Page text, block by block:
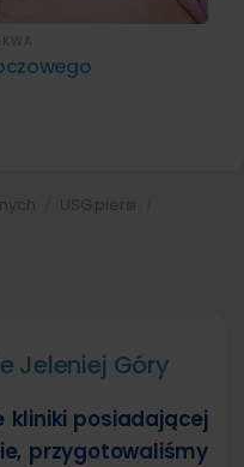
Jeleniej Góry
kliniki posiadającej
przygotowaliśmy